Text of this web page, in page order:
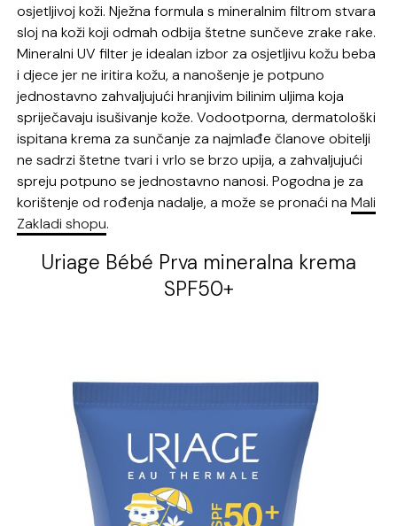
osjetljivoj koži. Nježna formula s mineralnim filtrom stvara
sloj na koži koji odmah odbija štetne sunčeve zrake rake.
Mineralni UV filter je idealan izbor za osjetljivu kožu beba
i djece jer ne iritira kožu, a nanošenje je potpuno
jednostavno zahvaljujući hranjivim bilinim uljima koja
spriječavaju isušivanje kože. Vodootporna, dermatološki
ispitana krema za sunčanje za najmlađe članove obitelji
ne sadrzi štetne tvari i vrlo se brzo upija, a zahvaljujući
spreju potpuno se jednostavno nanosi. Pogodna je za
korištenje od rođenja nadalje, a može se pronaći naMali
Zakladi shopu.
Uriage Bébé Prva mineralna krema
SPF50+